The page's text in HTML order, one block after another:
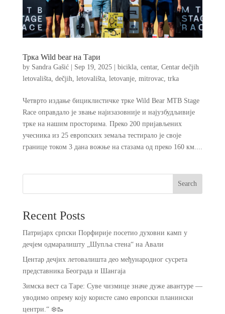
Трка Wild bear на Тари
by Sandra Gašić| Sep 19, 2025| bicikla, centar, Centar dečjih
letovališta, dečjih, letovališta, letovanje, mitrovac, trka
Четврто издање бициклистичке трке Wild Bear MTB Stage
Race оправдало је звање најизазовније и најузбудљивије
трке на нашим просторима. Преко 200 пријављених
учесника из 25 европских земаља тестирало је своје
границе током 3 дана вожње на стазама од преко 160 км....
Search
Recent Posts
Патријарх српски Порфирије посетио духовни камп у
дечјем одмаралишту „Шупља стена“ на Авали
Центар дечјих летовалишта део међународног сусрета
представника Београда и Шангаја
Зимска вест са Таре: Суве чизмице значе дуже авантуре —
уводимо опрему коју користе само европски планински
центри.“ ❄️🥾